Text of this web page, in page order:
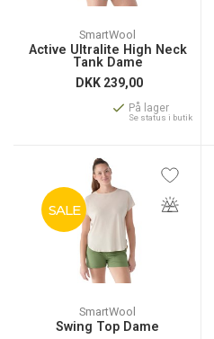
SmartWool
Active Ultralite High Neck
Tank Dame
DKK 239,00
På lager
Se status i butik
SALE
SmartWool
Swing Top Dame